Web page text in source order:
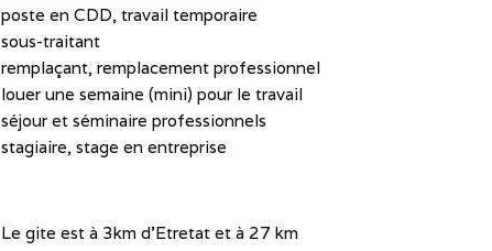
poste en CDD, travail temporaire
sous-traitant
remplaçant, remplacement professionnel
louer une semaine (mini) pour le travail
séjour et séminaire professionnels
stagiaire, stage en entreprise
Le gite est à 3km d'Etretat et à 27 km